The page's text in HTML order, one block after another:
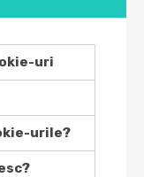
uri
urile?